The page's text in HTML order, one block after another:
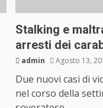
Stalking e
arresti dei
admin Agosto 13,
Due nuovi casi di
nel corso della